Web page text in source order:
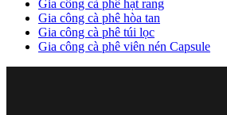
Gia công cà phê hạt rang
Gia công cà phê hòa tan
Gia công cà phê túi lọc
Gia công cà phê viên nén Capsule